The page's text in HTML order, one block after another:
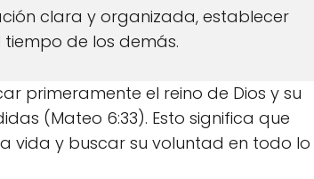
clara y organizada, establecer
de los demás.
primeramente el reino de Dios y su
(Mateo 6:33). Esto significa que
vida y buscar su voluntad en todo lo